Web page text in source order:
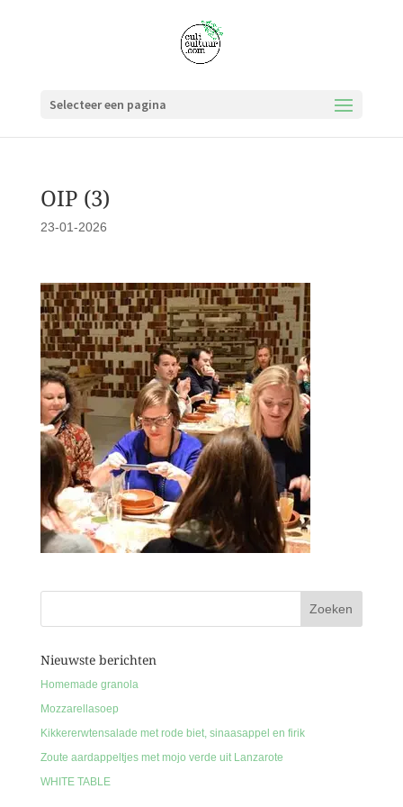
Selecteer een pagina
OIP (3)
23-01-2026
Nieuwste berichten
Homemade granola
Mozzarellasoep
Kikkererwtensalade met rode biet, sinaasappel en firik
Zoute aardappeltjes met mojo verde uit Lanzarote
WHITE TABLE